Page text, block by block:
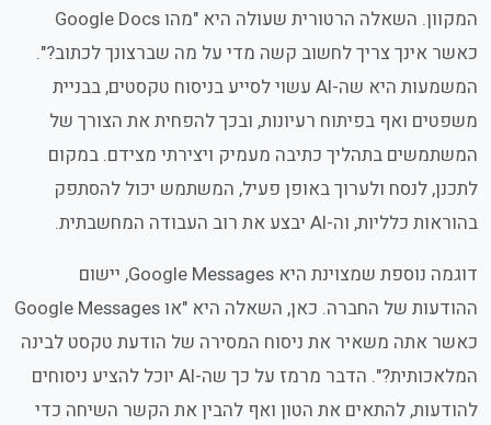
המקוון. השאלה הרטורית שעולה היא "מהו Google Docs
כאשר אינך צריך לחשוב קשה מדי על מה שברצונך לכתוב?".
המשמעות היא שה-AI עשוי לסייע בניסוח טקסטים, בבניית
משפטים ואף בפיתוח רעיונות, ובכך להפחית את הצורך של
המשתמשים בתהליך כתיבה מעמיק ויצירתי מצידם. במקום
לתכנן, לנסח ולערוך באופן פעיל, המשתמש יכול להסתפק
בהוראות כלליות, וה-AI יבצע את רוב העבודה המחשבתית.
דוגמה נוספת שמצוינת היא Google Messages, יישום
ההודעות של החברה. כאן, השאלה היא "או Google Messages
כאשר אתה משאיר את ניסוח המסירה של הודעת טקסט לבינה
המלאכותית?". הדבר מרמז על כך שה-AI יוכל להציע ניסוחים
להודעות, להתאים את הטון ואף להבין את הקשר השיחה כדי